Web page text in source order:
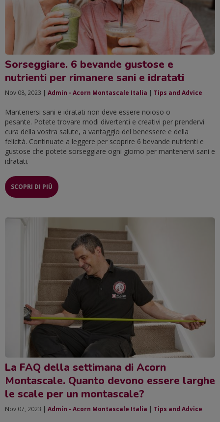
Sorseggiare. 6 bevande gustose e
nutrienti per rimanere sani e idratati
Nov 08, 2023 | Admin - Acorn Montascale Italia | Tips and Advice
Mantenersi sani e idratati non deve essere noioso o
pesante. Potete trovare modi divertenti e creativi per prendervi
cura della vostra salute, a vantaggio del benessere e della
felicità. Continuate a leggere per scoprire 6 bevande nutrienti e
gustose che potete sorseggiare ogni giorno per mantenervi sani e
idratati.
SCOPRI DI PIÙ
La FAQ della settimana di Acorn
Montascale. Quanto devono essere larghe
le scale per un montascale?
Nov 07, 2023 | Admin - Acorn Montascale Italia | Tips and Advice